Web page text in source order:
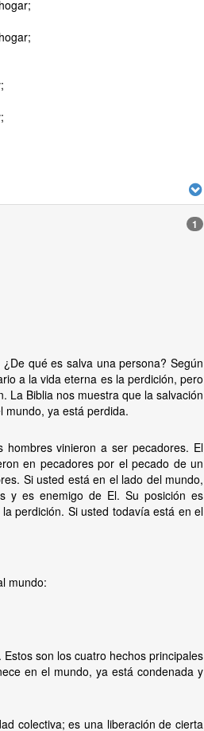
1
qué es salva una persona? Según
a la vida eterna es la perdición, pero
La Biblia nos muestra que la salvación
mundo, ya está perdida.
vinieron a ser pecadores. El
en pecadores por el pecado de un
Si usted está en el lado del mundo,
y es enemigo de El. Su posición es
perdición. Si usted todavía está en el
mundo:
son los cuatro hechos principales
en el mundo, ya está condenada y
colectiva; es una liberación de cierta